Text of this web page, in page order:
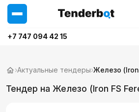
+7 747 094 42 15
›Актуальные тендеры›Железо (Iron
Тендер на Железо (Iron FS